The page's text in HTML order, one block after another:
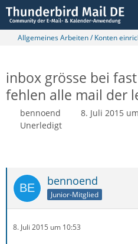
Allgemeines Arbeiten / Konten
inbox grösse bei
fehlen alle mail der
bennoend 8. Juli 2015
Unerledigt
bennoend
Junior-Mitglied
8. Juli 2015 um 10:53